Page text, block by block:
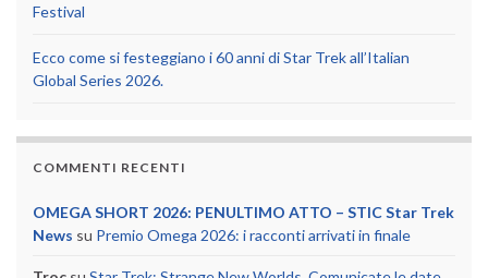
Festival
Ecco come si festeggiano i 60 anni di Star Trek all’Italian
Global Series 2026.
COMMENTI RECENTI
OMEGA SHORT 2026: PENULTIMO ATTO – STIC Star Trek
News su Premio Omega 2026: i racconti arrivati in finale